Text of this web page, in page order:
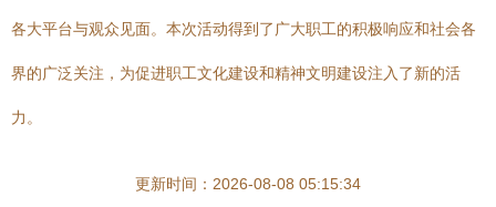
各大平台与观众见面。本次活动得到了广大职工的积极响应和社会各
界的广泛关注，为促进职工文化建设和精神文明建设注入了新的活
力。
更新时间：2026-08-08 05:15:34